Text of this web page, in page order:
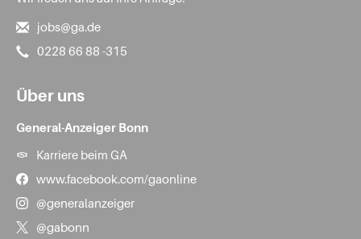
jobs@ga.de
0228 66 88 -315
Über uns
General-Anzeiger Bonn
Karriere beim GA
www.facebook.com/gaonline
@generalanzeiger
@gabonn